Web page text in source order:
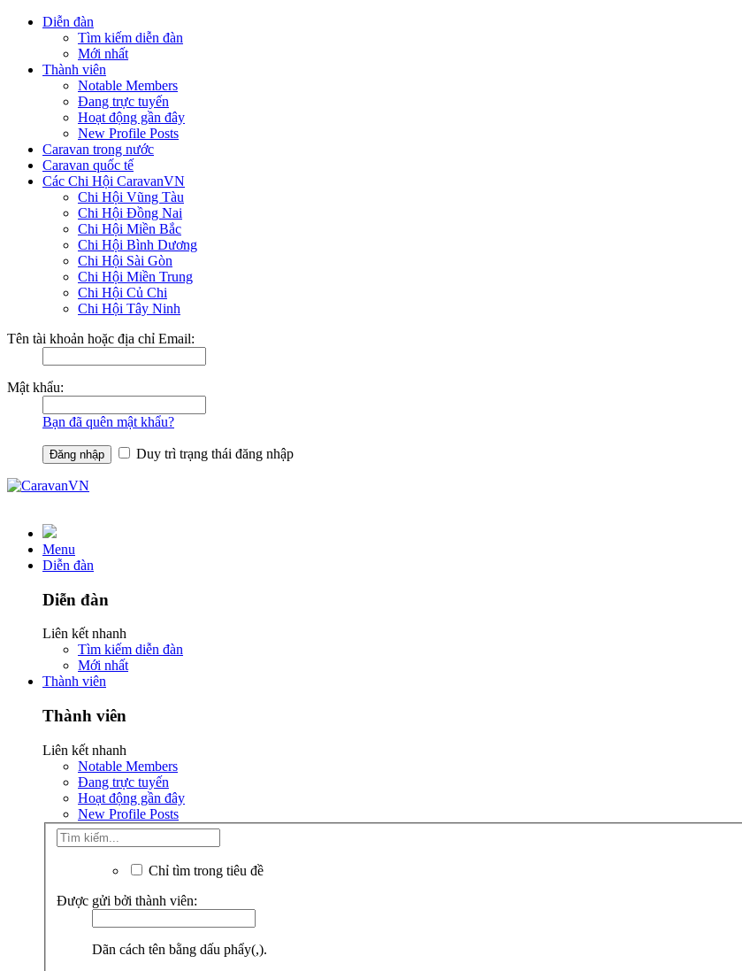
Diễn đàn
Tìm kiếm diễn đàn
Mới nhất
Thành viên
Notable Members
Đang trực tuyến
Hoạt động gần đây
New Profile Posts
Caravan trong nước
Caravan quốc tế
Các Chi Hội CaravanVN
Chi Hội Vũng Tàu
Chi Hội Đồng Nai
Chi Hội Miền Bắc
Chi Hội Bình Dương
Chi Hội Sài Gòn
Chi Hội Miền Trung
Chi Hội Củ Chi
Chi Hội Tây Ninh
Tên tài khoản hoặc địa chỉ Email:
Mật khẩu:
Bạn đã quên mật khẩu?
Duy trì trạng thái đăng nhập
Menu
Diễn đàn
Diễn đàn
Liên kết nhanh
Tìm kiếm diễn đàn
Mới nhất
Thành viên
Thành viên
Liên kết nhanh
Notable Members
Đang trực tuyến
Hoạt động gần đây
New Profile Posts
Chỉ tìm trong tiêu đề
Được gửi bởi thành viên:
Dãn cách tên bằng dấu phẩy(,).